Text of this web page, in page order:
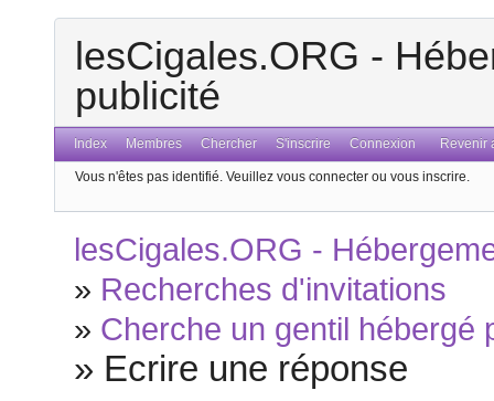
lesCigales.ORG -
publicité
Index Membres Chercher S'inscrire Connexion Revenir
Vous n'êtes pas identifié. Veuillez vous connecter ou vous inscrire.
lesCigales.ORG -
» Recherches d'invitations
» Cherche un gentil hébergé
» Ecrire une réponse